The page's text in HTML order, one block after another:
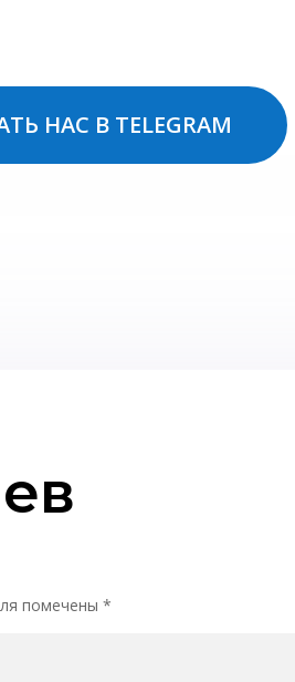
НАС В TELEGRAM
помечены*